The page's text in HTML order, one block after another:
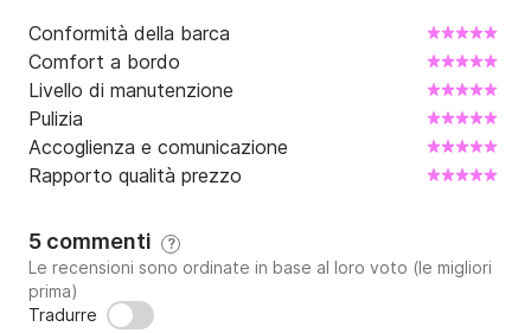
Conformità della barca
Comfort a bordo
Livello di manutenzione
Pulizia
Accoglienza e comunicazione
Rapporto qualità prezzo
5 commenti ?
Le recensioni sono ordinate in base al loro voto (le migliori
prima)
Tradurre